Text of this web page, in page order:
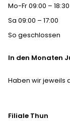
Mo-Fr 09:00 – 18:30
Sa 09:00 – 17:00
So geschlossen
In den Monaten
Haben wir jeweils
Filiale Thun